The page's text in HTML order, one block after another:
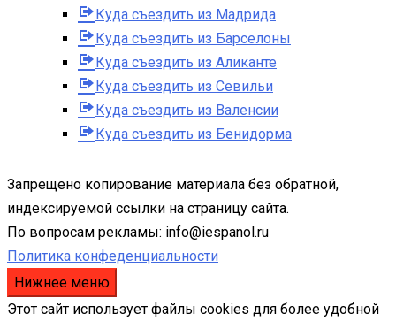
Куда съездить из Мадрида
Куда съездить из Барселоны
Куда съездить из Аликанте
Куда съездить из Севильи
Куда съездить из Валенсии
Куда съездить из Бенидорма
Запрещено копирование материала без обратной,
индексируемой ссылки на страницу сайта.
По вопросам рекламы: info@iespanol.ru
Политика конфеденциальности
Нижнее меню
Этот сайт использует файлы cookies для более удобной